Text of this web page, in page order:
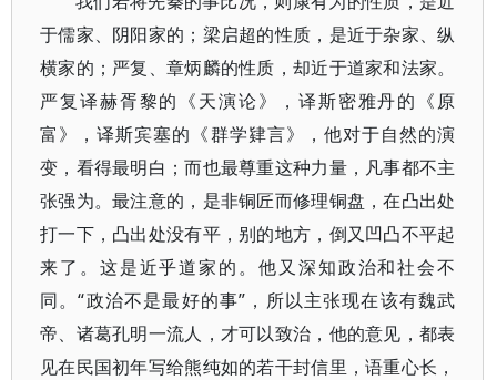
于儒家、阴阳家的；梁启超的性质，是近于杂家、纵
横家的；严复、章炳麟的性质，却近于道家和法家。
严复译赫胥黎的《天演论》，译斯密雅丹的《原
富》，译斯宾塞的《群学肄言》，他对于自然的演
变，看得最明白；而也最尊重这种力量，凡事都不主
张强为。最注意的，是非铜匠而修理铜盘，在凸出处
打一下，凸出处没有平，别的地方，倒又凹凸不平起
来了。这是近乎道家的。他又深知政治和社会不
同。“政治不是最好的事”，所以主张现在该有魏武
帝、诸葛孔明一流人，才可以致治，他的意见，都表
见在民国初年写给熊纯如的若干封信里，语重心长，